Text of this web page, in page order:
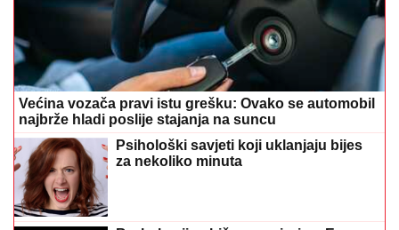
Većina vozača pravi istu grešku: Ovako se automobil
najbrže hladi poslije stajanja na suncu
Psihološki savjeti koji uklanjaju bijes
za nekoliko minuta